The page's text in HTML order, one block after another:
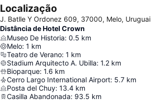
Localização
J. Batlle Y Ordonez 609, 37000, Melo, Uruguai
Distância de Hotel Crown
Museo De Historia: 0.5 km
Melo: 1 km
Teatro de Verano: 1 km
Stadium Arquitecto A. Ubilla: 1.2 km
Bioparque: 1.6 km
Cerro Largo International Airport: 5.7 km
Posta del Chuy: 13.4 km
Casilla Abandonada: 93.5 km